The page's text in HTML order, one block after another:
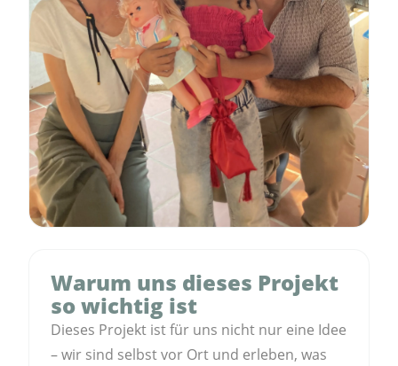
Warum uns dieses Projekt
so wichtig ist
Dieses Projekt ist für uns nicht nur eine Idee
– wir sind selbst vor Ort und erleben, was